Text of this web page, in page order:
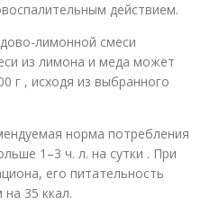
действием.
лимонной смеси
из лимона и меда может
г , исходя из выбранного
норма потребления
1–3 ч. л. на сутки . При
его питательность
35 ккал.